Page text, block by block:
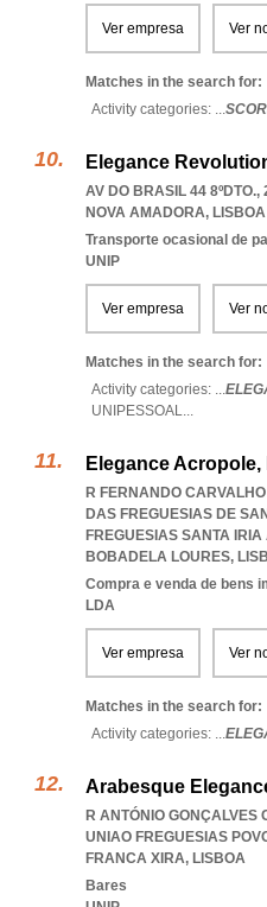
Ver empresa Ver
Matches in the search for:
Activity categories: ...
Elegance
AV DO BRASIL 44 8ºDTO.,
NOVA AMADORA, LISBOA
Transporte ocasional de
UNIP
Ver empresa Ver
Matches in the search for:
Activity categories: ...
UNIPESSOAL...
Elegance Acropole,
R FERNANDO
DAS FREGUESIAS DE
FREGUESIAS SANTA
BOBADELA LOURES,
Compra e venda de bens
LDA
Ver empresa Ver
Matches in the search for:
Activity categories: ...
Arabesque
R ANTÓNIO GONÇALVES
UNIAO FREGUESIAS
FRANCA XIRA, LISBOA
Bares